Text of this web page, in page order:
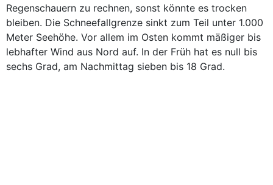
Regenschauern zu rechnen, sonst könnte es trocken
bleiben. Die Schneefallgrenze sinkt zum Teil unter 1.000
Meter Seehöhe. Vor allem im Osten kommt mäßiger bis
lebhafter Wind aus Nord auf. In der Früh hat es null bis
sechs Grad, am Nachmittag sieben bis 18 Grad.